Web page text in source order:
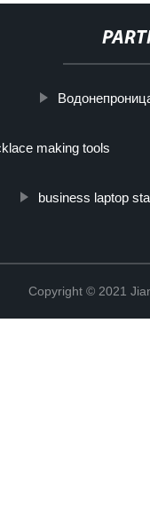
making tools
business laptop
Copyright © 2021